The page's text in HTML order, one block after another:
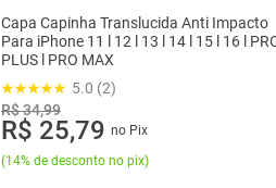
Capa Capinha Translucida Anti Impacto
Para iPhone 11 l 12 l 13 l 14 l 15 l 16 l PRO
PLUS l PRO MAX
5.0 (2)
R$ 34,99
R$ 25,79 no Pix
(14% de desconto no pix)